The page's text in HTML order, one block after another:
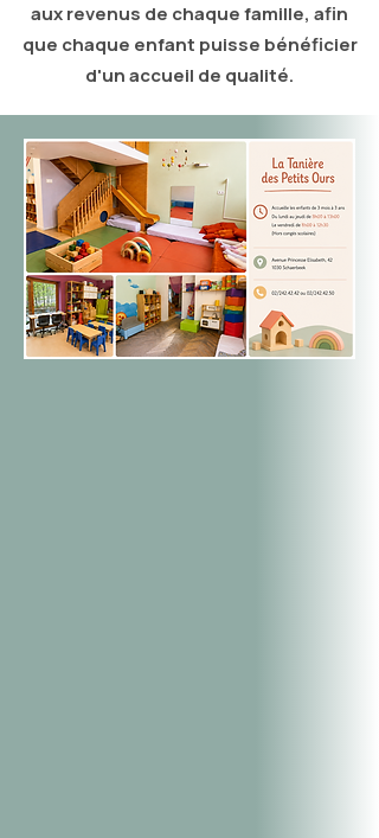
aux revenus de chaque famille, afin
que chaque enfant puisse bénéficier
d'un accueil de qualité.